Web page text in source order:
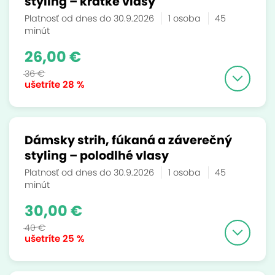
Platnosť od dnes do 30.9.2026 1 osoba
45
minút
ušetríte28 %
26,00 €
36 €
Dámsky strih, fúkaná a záverečný
styling – polodlhé vlasy
Platnosť od dnes do 30.9.2026 1 osoba
45
minút
ušetríte25 %
30,00 €
40 €